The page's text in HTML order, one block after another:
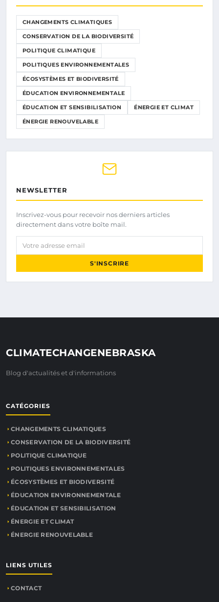
CHANGEMENTS CLIMATIQUES
CONSERVATION DE LA BIODIVERSITÉ
POLITIQUE CLIMATIQUE
POLITIQUES ENVIRONNEMENTALES
ÉCOSYSTÈMES ET BIODIVERSITÉ
ÉDUCATION ENVIRONNEMENTALE
ÉDUCATION ET SENSIBILISATION ÉNERGIE ET CLIMAT
ÉNERGIE RENOUVELABLE
NEWSLETTER
Inscrivez-vous pour recevoir nos derniers articles
directement dans votre boîte mail.
Votre adresse email
S'INSCRIRE
CLIMATECHANGENEBRASKA
Blog d'actualités et d'informations
CATÉGORIES
CHANGEMENTS CLIMATIQUES
CONSERVATION DE LA BIODIVERSITÉ
POLITIQUE CLIMATIQUE
POLITIQUES ENVIRONNEMENTALES
ÉCOSYSTÈMES ET BIODIVERSITÉ
ÉDUCATION ENVIRONNEMENTALE
ÉDUCATION ET SENSIBILISATION
ÉNERGIE ET CLIMAT
ÉNERGIE RENOUVELABLE
LIENS UTILES
CONTACT